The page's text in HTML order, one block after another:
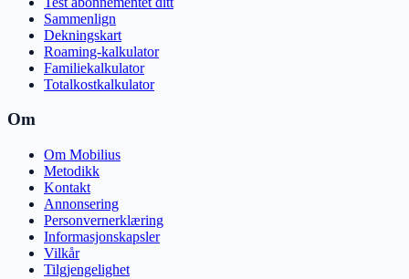
Sammenlign
Dekningskart
Roaming-kalkulator
Familiekalkulator
Totalkostkalkulator
Om
Om Mobilius
Metodikk
Kontakt
Annonsering
Personvernerklæring
Informasjonskapsler
Vilkår
Tilgjengelighet